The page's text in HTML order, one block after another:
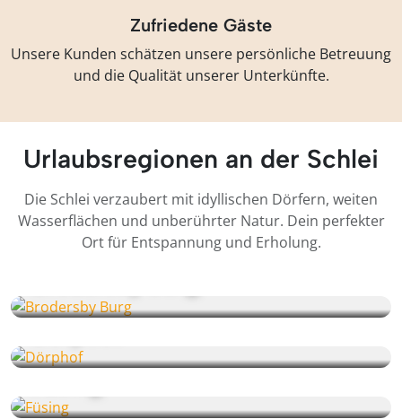
Zufriedene Gäste
Unsere Kunden schätzen unsere persönliche Betreuung
und die Qualität unserer Unterkünfte.
Urlaubsregionen an der Schlei
Die Schlei verzaubert mit idyllischen Dörfern, weiten
Wasserflächen und unberührter Natur. Dein perfekter
Ort für Entspannung und Erholung.